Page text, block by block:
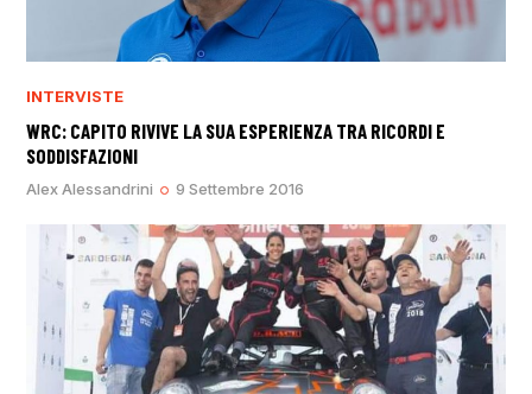
INTERVISTE
WRC: CAPITO RIVIVE LA SUA ESPERIENZA TRA RICORDI E
SODDISFAZIONI
Alex Alessandrini 9 Settembre 2016